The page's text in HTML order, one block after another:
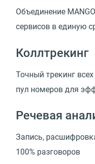
Объединение
сервисов в единую
Коллтрекинг
Точный трекинг
пул номеров для
Речевая
Запись,
100% разговоров